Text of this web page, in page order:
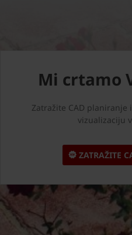
Mi crtamo
Zatražite CAD
vizualizaciju
ZATRAŽITE